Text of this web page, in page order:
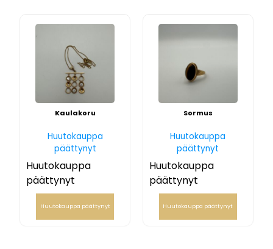
Kaulakoru
Huutokauppa
päättynyt
Huutokauppa
päättynyt
Huutokauppa päättynyt
Sormus
Huutokauppa
päättynyt
Huutokauppa
päättynyt
Huutokauppa päättynyt